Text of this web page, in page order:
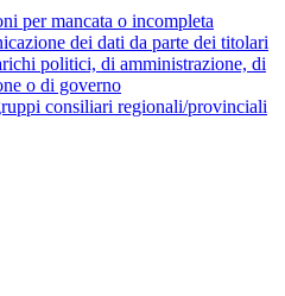
per mancata o incompleta
dei dati da parte dei titolari
politici, di amministrazione, di
o di governo
consiliari regionali/provinciali